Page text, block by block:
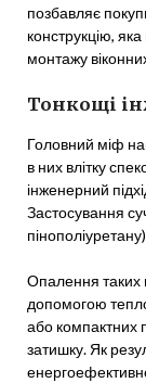
позбавляє
конструкцію,
монтажу
Тонкощі
Головний міф
в них влітку
інженерний
Застосування
Опалення таких
допомогою
або компактних
затишку. Як